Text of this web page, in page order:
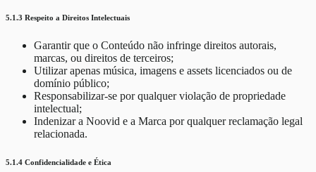
5.1.3 Respeito a Direitos Intelectuais
Garantir que o Conteúdo não infringe direitos autorais,
marcas, ou direitos de terceiros;
Utilizar apenas música, imagens e assets licenciados ou de
domínio público;
Responsabilizar-se por qualquer violação de propriedade
intelectual;
Indenizar a Noovid e a Marca por qualquer reclamação legal
relacionada.
5.1.4 Confidencialidade e Ética